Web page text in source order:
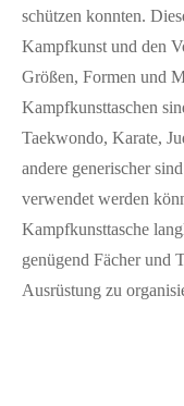
schützen konnten.
Kampfkunst und den
Größen, Formen und
Kampfkunsttaschen
Taekwondo, Karate,
andere generischer
verwendet werden
Kampfkunsttasche
genügend Fächer und
Ausrüstung zu